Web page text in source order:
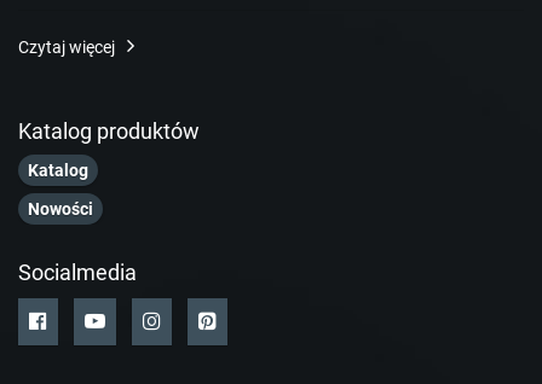
Czytaj więcej
Katalog produktów
Katalog
Nowości
Socialmedia